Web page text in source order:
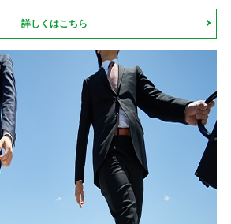
詳しくはこちら